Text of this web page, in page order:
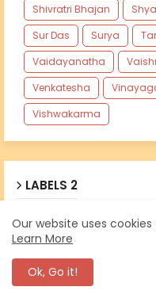
Shivratri Bhajan
Sur Das
Surya
Vaidayanatha
Venkatesha
Vishwakarma
LABELS 2
108 Chant 108 Potri
Carnatic
Our website uses
Learn More
Ok, Go it!